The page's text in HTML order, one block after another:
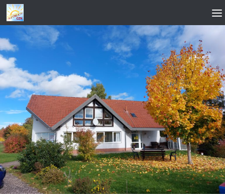
Zum Inhalt springen